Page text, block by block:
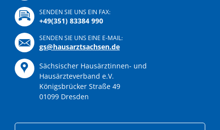
SENDEN SIE UNS EIN FAX:
+49(351) 83384 990
SENDEN SIE UNS EINE E-MAIL:
gs@hausarztsachsen.de
Sächsischer Hausärztinnen- und
Hausärzteverband e.V.
Königsbrücker Straße 49
01099 Dresden